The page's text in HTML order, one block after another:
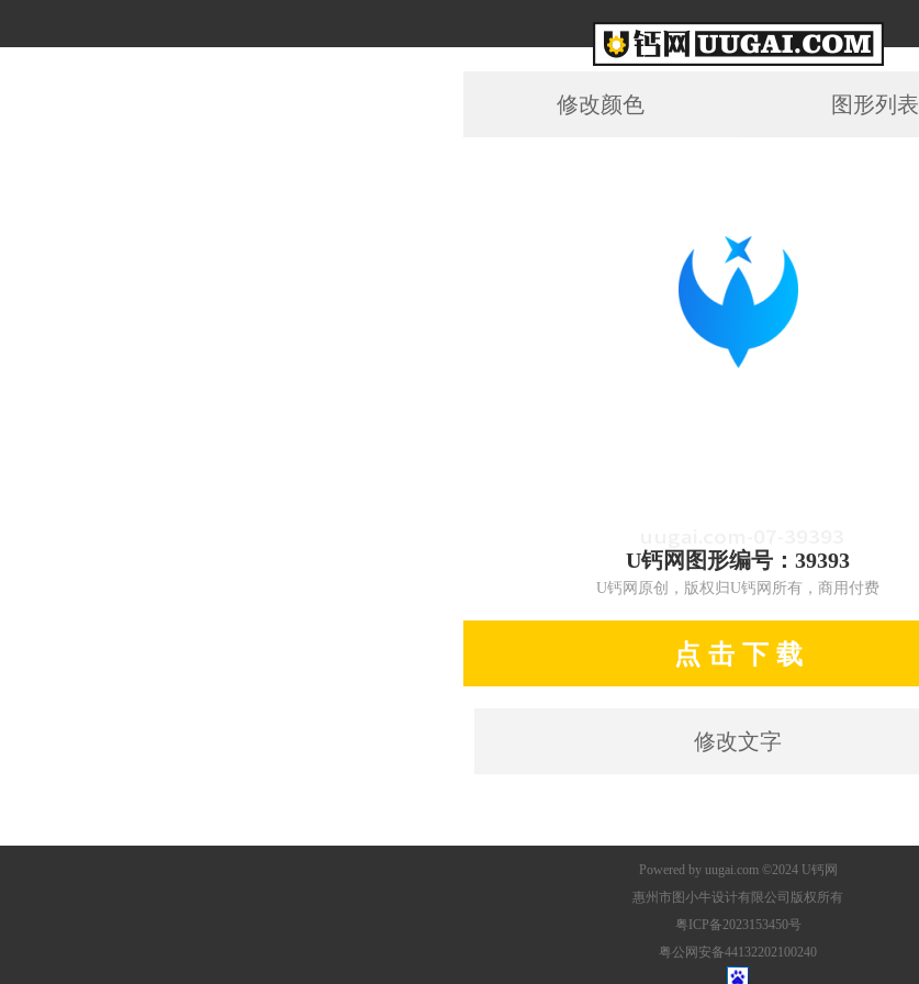
修改颜色 图形列表
U钙网图形编号：39393
U钙网原创，版权归U钙网所有，商用付费
点 击 下 载
修改文字
Powered by uugai.com©2024 U钙网
惠州市图小牛设计有限公司版权所有
粤ICP备2023153450号
粤公网安备44132202100240